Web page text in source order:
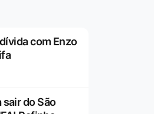
com Enzo
sair do São